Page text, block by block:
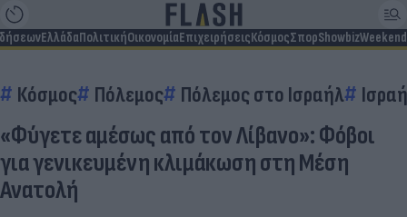
ΕλλάδαΠολιτικήΟικονομίαΕπιχειρήσειςΚόσμοςΣπορShowbizWeekend
Κόσμος Πόλεμος Πόλεμος στο Ισραήλ
«Φύγετε αμέσως από τον Λίβανο»: Φόβοι
για γενικευμένη κλιμάκωση στη Μέση
Ανατολή